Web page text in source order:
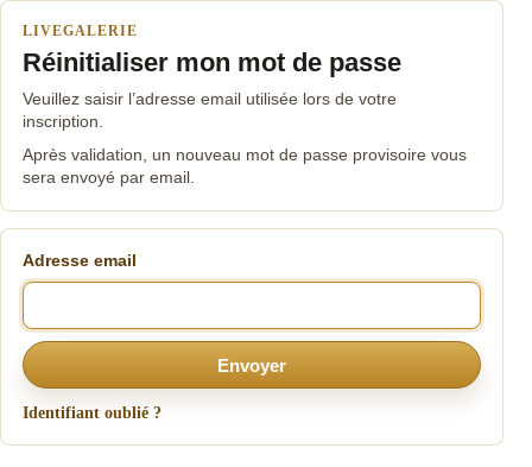
LIVEGALERIE
Réinitialiser mon mot de passe
Veuillez saisir l’adresse email utilisée lors de votre
inscription.
Après validation, un nouveau mot de passe provisoire vous
sera envoyé par email.
Adresse email
Envoyer
Identifiant oublié ?